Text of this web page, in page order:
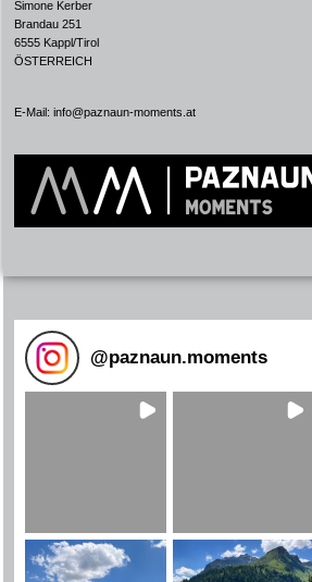
Simone Kerber
Brandau 251
6555 Kappl/Tirol
ÖSTERREICH
E-Mail: info@paznaun-moments.at
@paznaun.moments